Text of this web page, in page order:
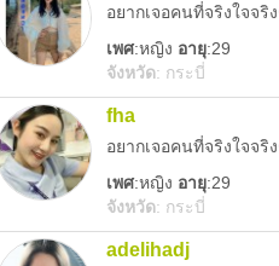
อยากเจอคนที่จริงใจจ
เพศ:หญิง อายุ:29
จังหวัด: กระบี่
fha
อยากเจอคนที่จริงใจจ
เพศ:หญิง อายุ:29
จังหวัด: กระบี่
adelihadj